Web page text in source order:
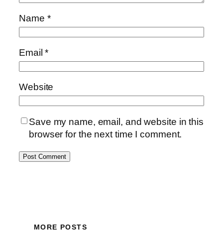
Name *
Email*
Website
Save my name, email, and website in this
browser for the next time I comment.
MORE POSTS